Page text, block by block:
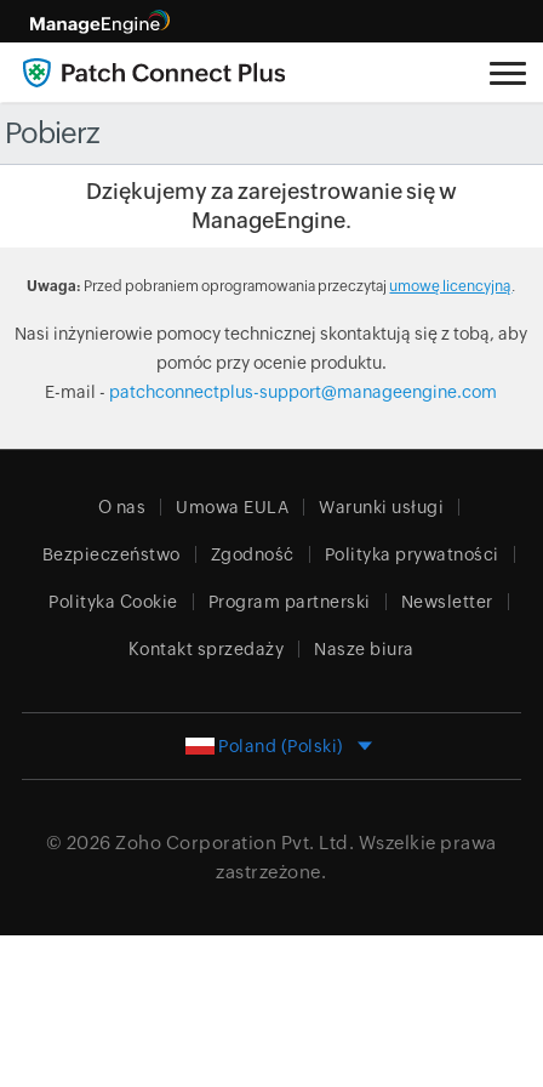
Pobierz
Dziękujemy za zarejestrowanie się w
ManageEngine.
Uwaga: Przed pobraniem oprogramowania przeczytaj umowę licencyjną.
Nasi inżynierowie pomocy technicznej skontaktują się z tobą, aby
pomóc przy ocenie produktu.
E-mail - patchconnectplus-support@manageengine.com
O nas Umowa EULA Warunki usługi
Bezpieczeństwo Zgodność Polityka prywatności
Polityka Cookie Program partnerski Newsletter
Kontakt sprzedaży Nasze biura
Poland (Polski)
© 2026 Zoho Corporation Pvt. Ltd. Wszelkie prawa
zastrzeżone.